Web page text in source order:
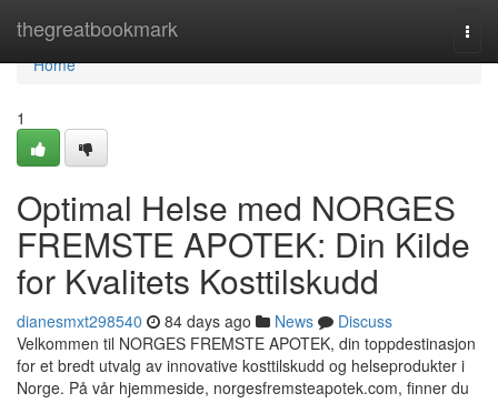
thegreatbookmark
Home
Home
1
Optimal Helse med NORGES
FREMSTE APOTEK: Din Kilde
for Kvalitets Kosttilskudd
dianesmxt298540 84 days ago News
Discuss
Velkommen til NORGES FREMSTE APOTEK, din toppdestinasjon
for et bredt utvalg av innovative kosttilskudd og helseprodukter i
Norge. På vår hjemmeside, norgesfremsteapotek.com, finner du